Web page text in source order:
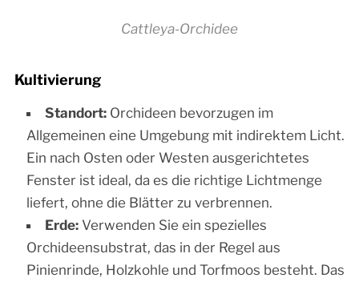
Cattleya-Orchidee
Kultivierung
Standort:Orchideen bevorzugen im
Allgemeinen eine Umgebung mit indirektem Licht.
Ein nach Osten oder Westen ausgerichtetes
Fenster ist ideal, da es die richtige Lichtmenge
liefert, ohne die Blätter zu verbrennen.
Erde:Verwenden Sie ein spezielles
Orchideensubstrat, das in der Regel aus
Pinienrinde, Holzkohle und Torfmoos besteht. Das